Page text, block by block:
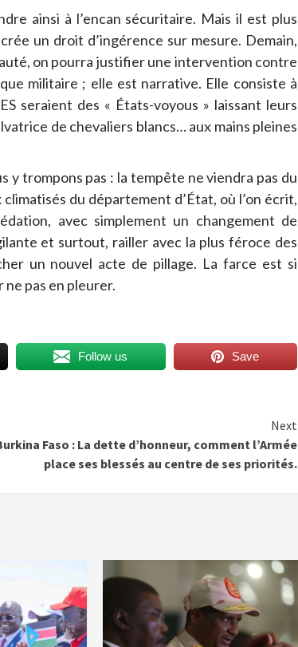
ainsi à l’encan sécuritaire. Mais il est plus
un droit d’ingérence sur mesure. Demain,
on pourra justifier une intervention contre
militaire ; elle est narrative. Elle consiste à
seraient des « États-voyous » laissant leurs
de chevaliers blancs… aux mains pleines
y trompons pas : la tempête ne viendra pas du
du département d’État, où l’on écrit,
avec simplement un changement de
et surtout, railler avec la plus féroce des
un nouvel acte de pillage. La farce est si
pas en pleurer.
Follow us Save
Next
Faso : La dette d’honneur, comment l’Armée
place ses blessés au centre de ses priorités.